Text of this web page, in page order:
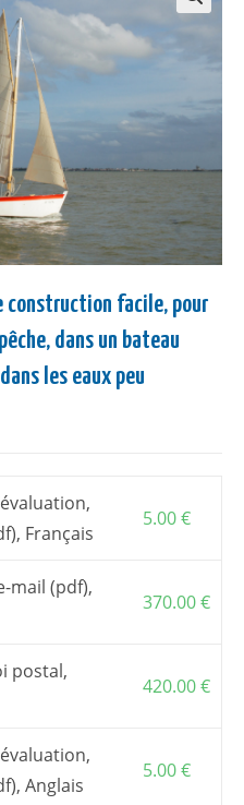
construction facile, pour
dans un bateau
les eaux peu
Français
5.00€
mail (pdf),
370.00€
postal,
420.00€
Anglais
5.00€